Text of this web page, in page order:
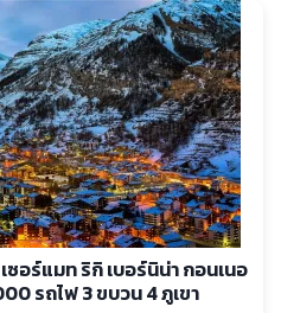
อร์แมท ริกิ เบอร์นิน่า กอนเนอ
รถไฟ 3 ขบวน 4 ภูเขา